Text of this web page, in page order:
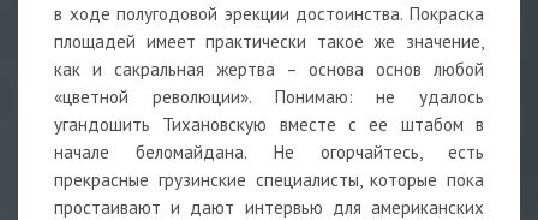
в ходе полугодовой эрекции достоинства. Покраска
площадей имеет практически такое же значение,
как и сакральная жертва – основа основ любой
«цветной революции». Понимаю: не удалось
угандошить Тихановскую вместе с ее штабом в
начале беломайдана. Не огорчайтесь, есть
прекрасные грузинские специалисты, которые пока
простаивают и дают интервью для американских